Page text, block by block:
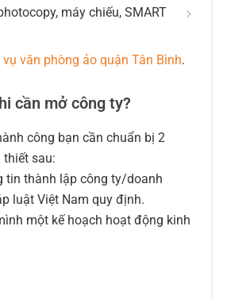
máy chiếu, SMART
văn phòng ảo quận Tân Bình.
cần mở công ty?
công bạn cần chuẩn bị 2
thiết sau:
tin thành lập công ty/doanh
luật Việt Nam quy định.
một kế hoạch hoạt động kinh